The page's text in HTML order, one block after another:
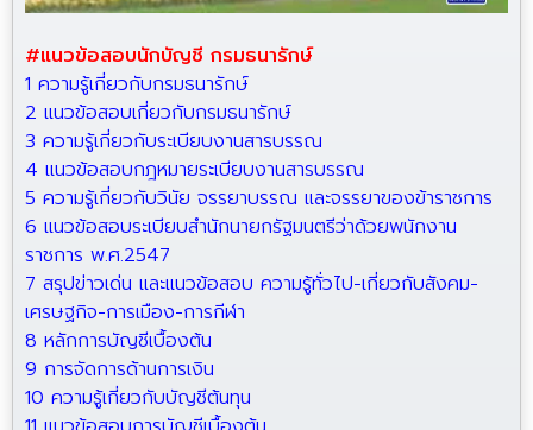
#แนวข้อสอบนักบัญชี กรมธนารักษ์
1 ความรู้เกี่ยวกับกรมธนารักษ์
2 แนวข้อสอบเกี่ยวกับกรมธนารักษ์
3 ความรู้เกี่ยวกับระเบียบงานสารบรรณ
4 แนวข้อสอบกฎหมายระเบียบงานสารบรรณ
5 ความรู้เกี่ยวกับวินัย จรรยาบรรณ และจรรยาของข้าราชการ
6 แนวข้อสอบระเบียบสำนักนายกรัฐมนตรีว่าด้วยพนักงาน
ราชการ พ.ศ.2547
7 สรุปข่าวเด่น และแนวข้อสอบ ความรู้ทั่วไป-เกี่ยวกับสังคม-
เศรษฐกิจ-การเมือง-การกีฬา
8 หลักการบัญชีเบื้องต้น
9 การจัดการด้านการเงิน
10 ความรู้เกี่ยวกับบัญชีต้นทุน